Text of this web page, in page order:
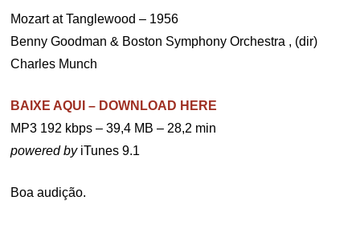
Mozart at Tanglewood – 1956
Benny Goodman & Boston Symphony Orchestra , (dir)
Charles Munch
BAIXE AQUI – DOWNLOAD HERE
MP3 192 kbps – 39,4 MB – 28,2 min
powered byiTunes 9.1
Boa audição.